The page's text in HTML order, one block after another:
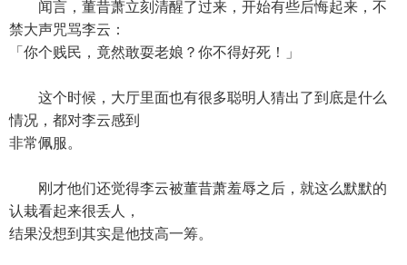
闻言，董昔萧立刻清醒了过来，开始有些后悔起来，不
禁大声咒骂李云：
「你个贱民，竟然敢耍老娘？你不得好死！」
这个时候，大厅里面也有很多聪明人猜出了到底是什么
情况，都对李云感到
非常佩服。
刚才他们还觉得李云被董昔萧羞辱之后，就这么默默的
认栽看起来很丢人，
结果没想到其实是他技高一筹。